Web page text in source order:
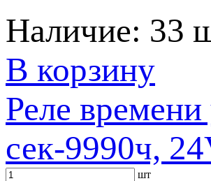
Наличие: 33
В корзину
Реле
сек-9990ч,
шт